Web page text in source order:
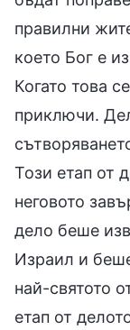
правилни
което Бог е
Когато това
приключи.
Този етап от
неговото
дело беше
Израил и
най-святото
етап от